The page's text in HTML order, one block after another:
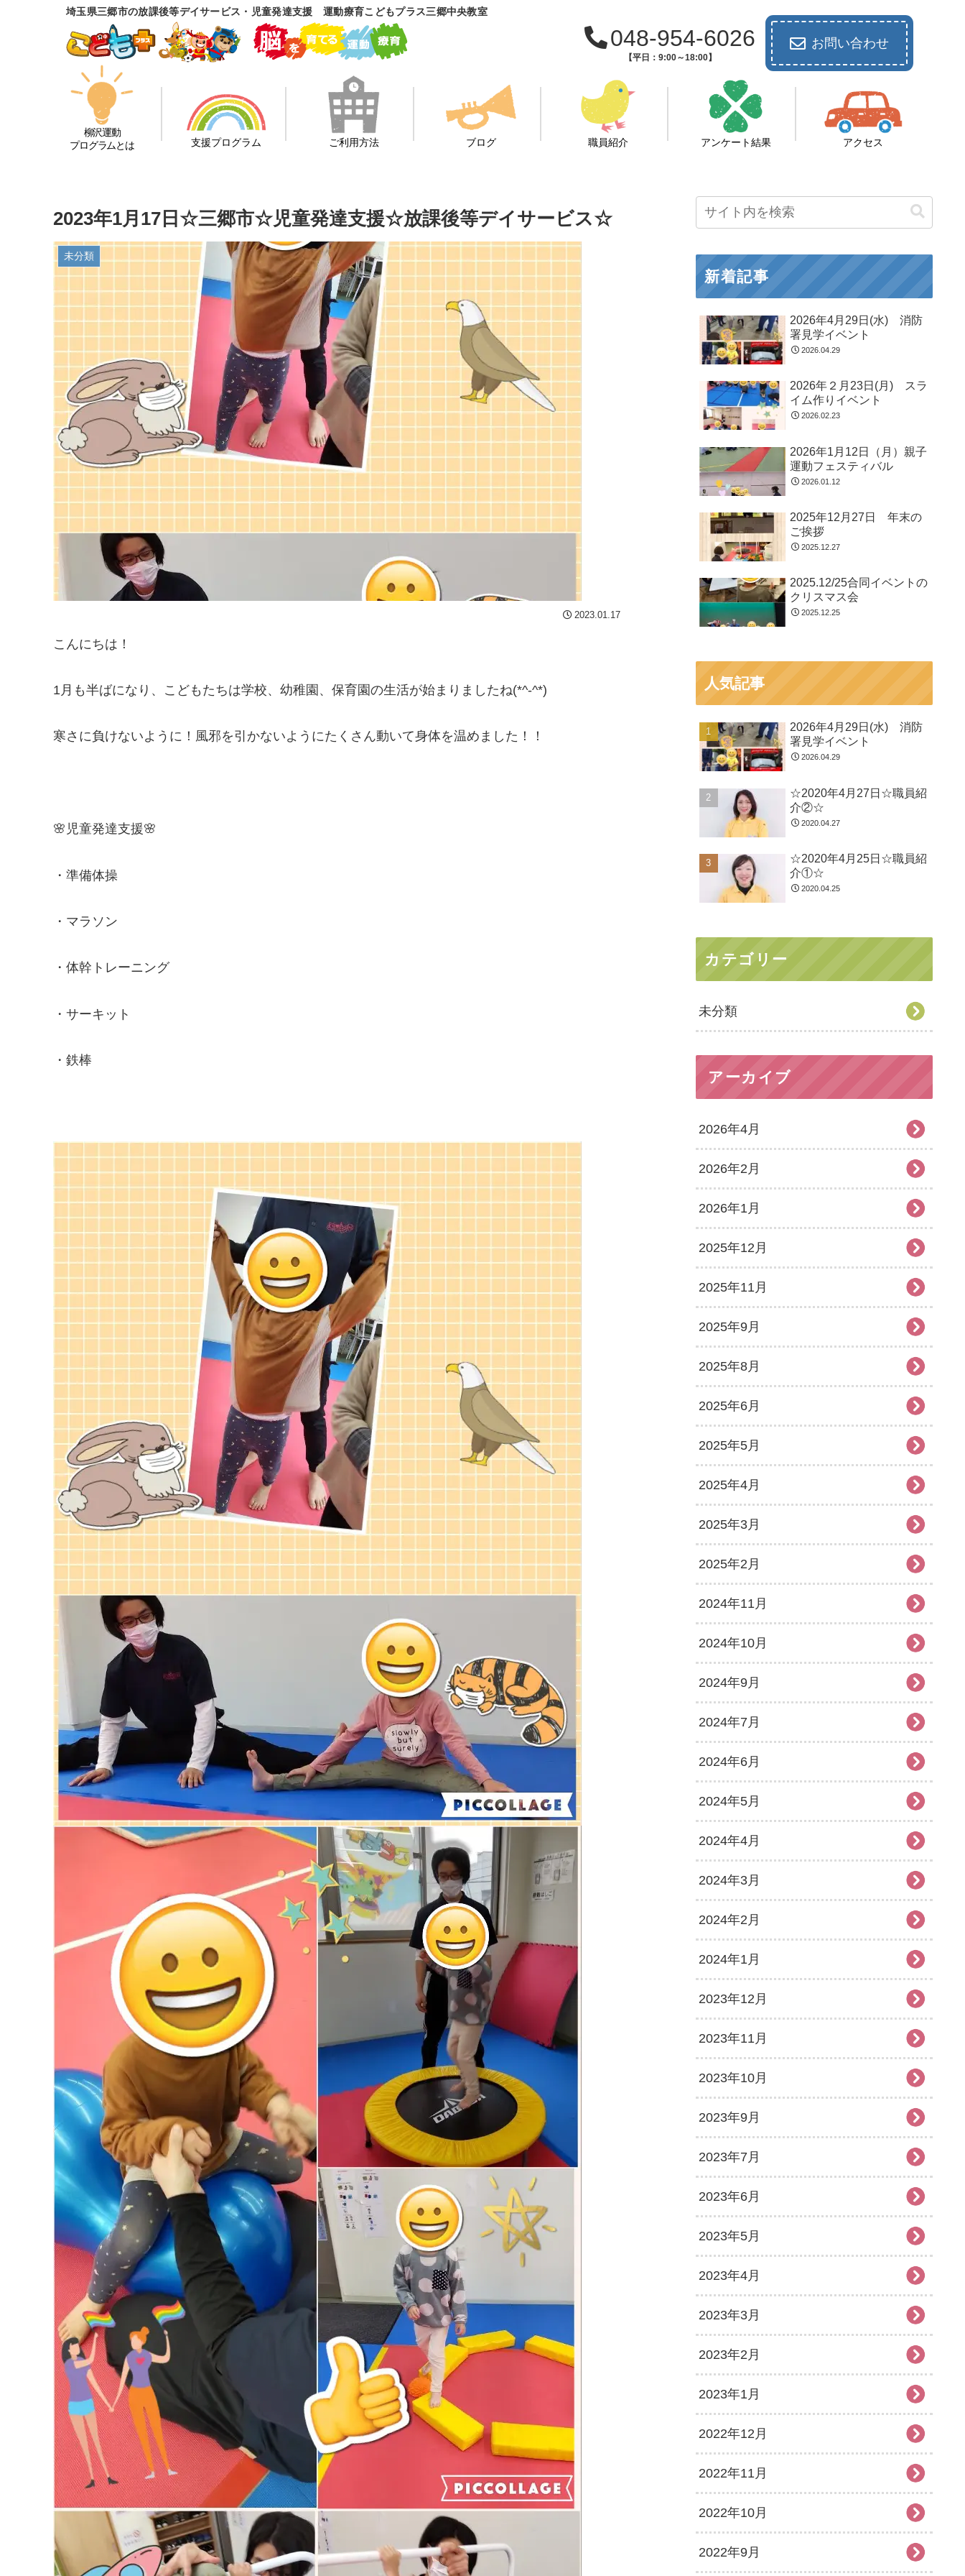
埼玉県三郷市の放課後等デイサービス・児童発達支援 運動療育こどもプラス三郷中央教室
048-954-6026
【平日：9:00～18:00】
お問い合わせ
柳沢運動
プログラムとは
支援プログラム ご利用方法 ブログ 職員紹介 アンケート結果 アクセス
2023年1月17日☆三郷市☆児童発達支援☆放課後等デイサービス☆
未分類
2023.01.17
こんにちは！
1月も半ばになり、こどもたちは学校、幼稚園、保育園の生活が始まりましたね(*^-^*)
寒さに負けないように！風邪を引かないようにたくさん動いて身体を温めました！！
🌸児童発達支援🌸
・準備体操
・マラソン
・体幹トレーニング
・サーキット
・鉄棒
新着記事
2026年4月29日(水) 消防
署見学イベント
2026.04.29
2026年２月23日(月) スラ
イム作りイベント
2026.02.23
2026年1月12日（月）親子
運動フェスティバル
2026.01.12
2025年12月27日 年末の
ご挨拶
2025.12.27
2025.12/25合同イベントの
クリスマス会
2025.12.25
人気記事
2026年4月29日(水) 消防
署見学イベント
2026.04.29
☆2020年4月27日☆職員紹
介②☆
2020.04.27
☆2020年4月25日☆職員紹
介①☆
2020.04.25
カテゴリー
未分類
アーカイブ
2026年4月
2026年2月
2026年1月
2025年12月
2025年11月
2025年9月
2025年8月
2025年6月
2025年5月
2025年4月
2025年3月
2025年2月
2024年11月
2024年10月
2024年9月
2024年7月
2024年6月
2024年5月
2024年4月
2024年3月
2024年2月
2024年1月
2023年12月
2023年11月
2023年10月
2023年9月
2023年7月
2023年6月
2023年5月
2023年4月
2023年3月
2023年2月
2023年1月
2022年12月
2022年11月
2022年10月
2022年9月